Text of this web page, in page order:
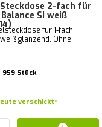
2-fach für
SI weiß
für 1-fach
glänzend. Ohne
959 Stück
verschickt*